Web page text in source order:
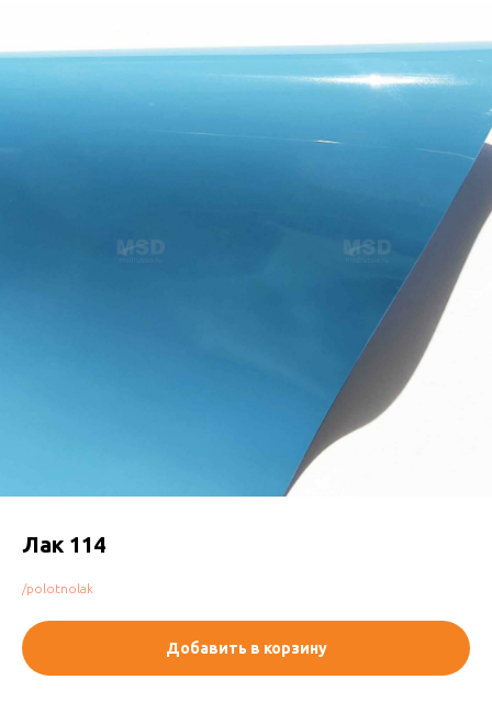
Лак 114
/polotnolak
Добавить в корзину